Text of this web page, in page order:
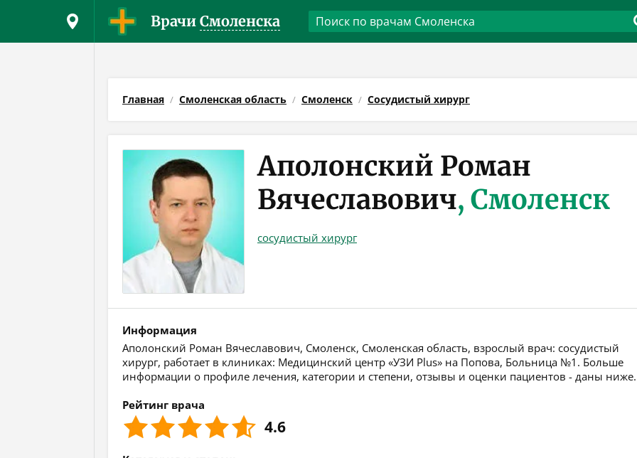
Врачи Смоленска
Главная Смоленская область Смоленск Сосудистый хирург
Аполонский Роман
Вячеславович, Смоленск
сосудистый хирург
Информация
Аполонский Роман Вячеславович, Смоленск, Смоленская область, взрослый врач: сосудистый
хирург, работает в клиниках: Медицинский центр «УЗИ Plus» на Попова, Больница №1. Больше
информации о профиле лечения, категории и степени, отзывы и оценки пациентов - даны ниже.
Рейтинг врача
4.6